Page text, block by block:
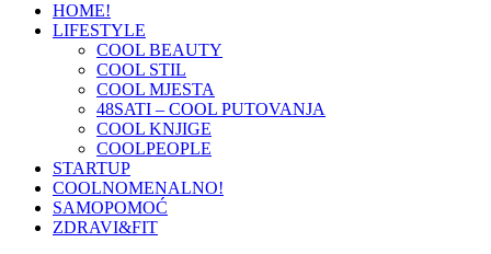
HOME!
LIFESTYLE
COOL BEAUTY
COOL STIL
COOL MJESTA
48SATI – COOL PUTOVANJA
COOL KNJIGE
COOLPEOPLE
STARTUP
COOLNOMENALNO!
SAMOPOMOĆ
ZDRAVI&FIT